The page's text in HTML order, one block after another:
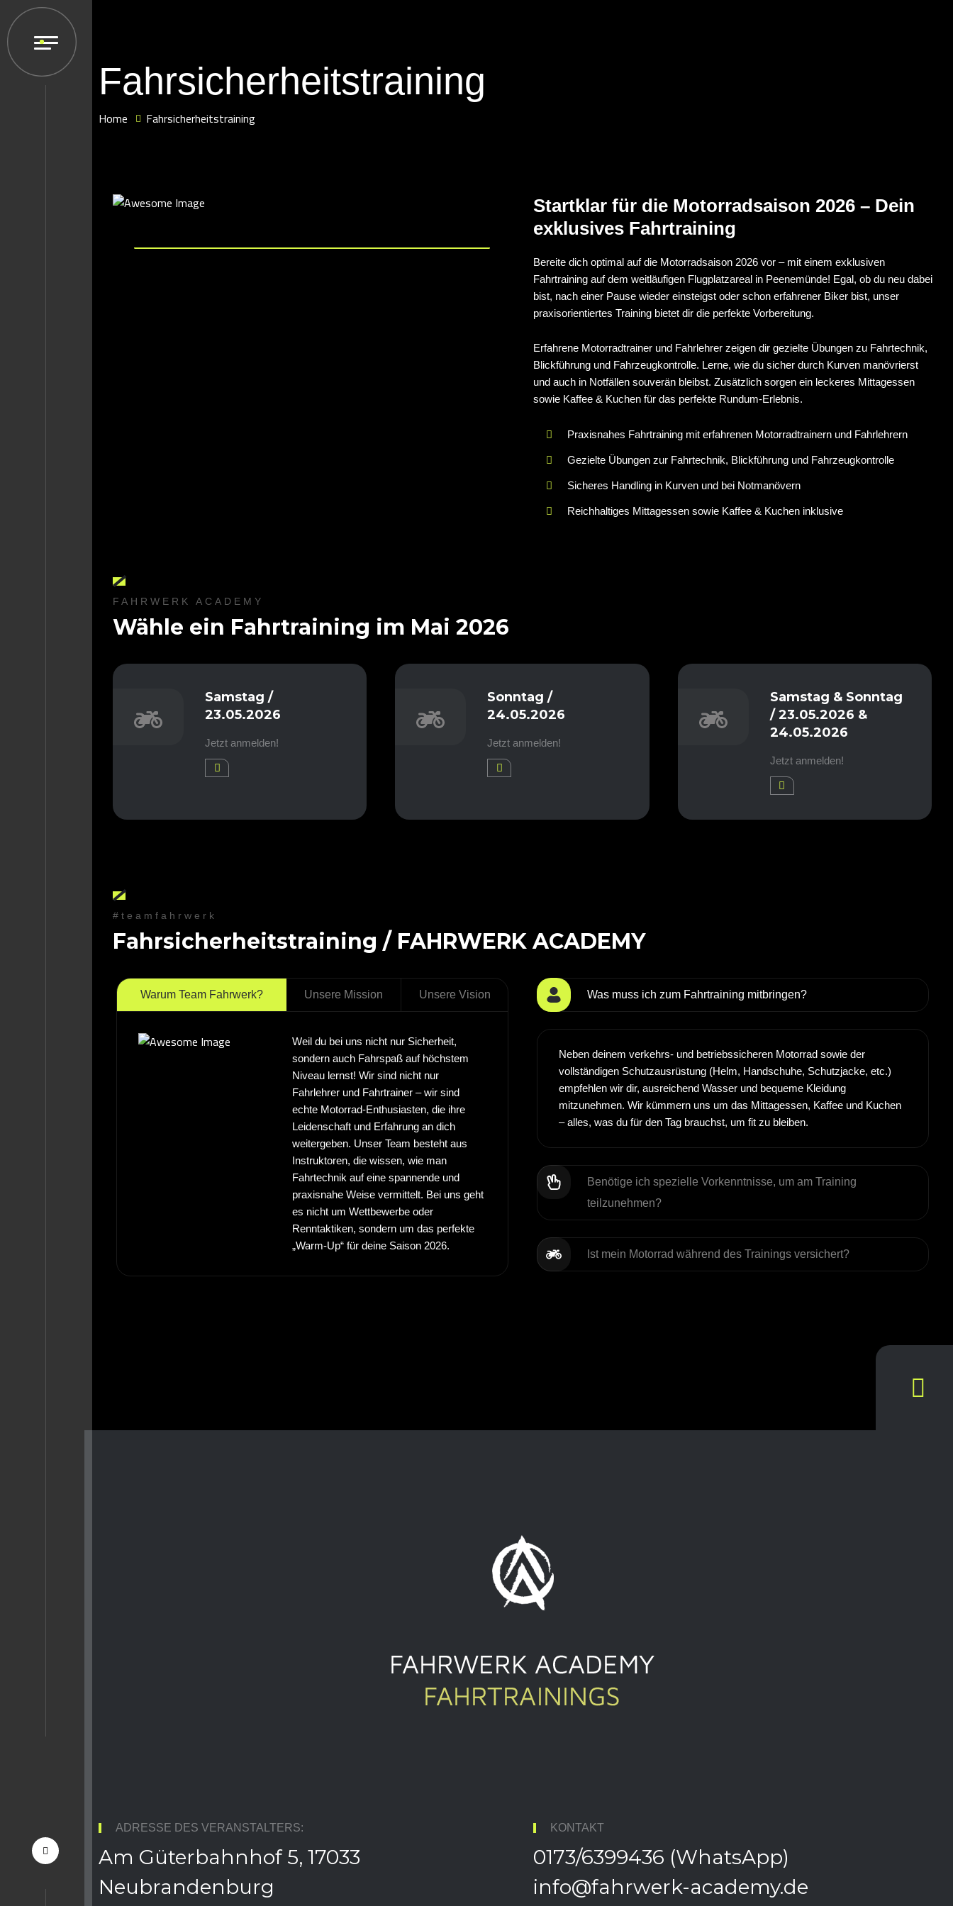
Fahrsicherheitstraining
Home Fahrsicherheitstraining
Startklar für die Motorradsaison 2026 – Dein
exklusives Fahrtraining
Bereite dich optimal auf die Motorradsaison 2026 vor – mit einem exklusiven
Fahrtraining auf dem weitläufigen Flugplatzareal in Peenemünde! Egal, ob du neu dabei
bist, nach einer Pause wieder einsteigst oder schon erfahrener Biker bist, unser
praxisorientiertes Training bietet dir die perfekte Vorbereitung.
Erfahrene Motorradtrainer und Fahrlehrer zeigen dir gezielte Übungen zu Fahrtechnik,
Blickführung und Fahrzeugkontrolle. Lerne, wie du sicher durch Kurven manövrierst
und auch in Notfällen souverän bleibst. Zusätzlich sorgen ein leckeres Mittagessen
sowie Kaffee & Kuchen für das perfekte Rundum-Erlebnis.
Praxisnahes Fahrtraining mit erfahrenen Motorradtrainern und Fahrlehrern
Gezielte Übungen zur Fahrtechnik, Blickführung und Fahrzeugkontrolle
Sicheres Handling in Kurven und bei Notmanövern
Reichhaltiges Mittagessen sowie Kaffee & Kuchen inklusive
FAHRWERK ACADEMY
Wähle ein Fahrtraining im Mai 2026
Samstag /
23.05.2026
Jetzt anmelden!
Sonntag /
24.05.2026
Jetzt anmelden!
Samstag & Sonntag
/ 23.05.2026 &
24.05.2026
Jetzt anmelden!
#teamfahrwerk
Fahrsicherheitstraining / FAHRWERK ACADEMY
Warum Team Fahrwerk? Unsere Mission Unsere Vision
Weil du bei uns nicht nur Sicherheit,
sondern auch Fahrspaß auf höchstem
Niveau lernst! Wir sind nicht nur
Fahrlehrer und Fahrtrainer – wir sind
echte Motorrad-Enthusiasten, die ihre
Leidenschaft und Erfahrung an dich
weitergeben. Unser Team besteht aus
Instruktoren, die wissen, wie man
Fahrtechnik auf eine spannende und
praxisnahe Weise vermittelt. Bei uns geht
es nicht um Wettbewerbe oder
Renntaktiken, sondern um das perfekte
„Warm-Up“ für deine Saison 2026.
Was muss ich zum Fahrtraining mitbringen?
Neben deinem verkehrs- und betriebssicheren Motorrad sowie der
vollständigen Schutzausrüstung (Helm, Handschuhe, Schutzjacke, etc.)
empfehlen wir dir, ausreichend Wasser und bequeme Kleidung
mitzunehmen. Wir kümmern uns um das Mittagessen, Kaffee und Kuchen
– alles, was du für den Tag brauchst, um fit zu bleiben.
Benötige ich spezielle Vorkenntnisse, um am Training
teilzunehmen?
Ist mein Motorrad während des Trainings versichert?
ADRESSE DES VERANSTALTERS:
Am Güterbahnhof 5, 17033
Neubrandenburg
KONTAKT
0173/6399436 (WhatsApp)
info@fahrwerk-academy.de